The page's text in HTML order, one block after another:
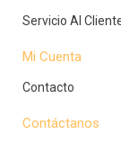
Servicio Al
Mi Cuenta
Contacto
Contáctanos